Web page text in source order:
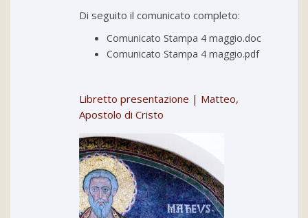
Di seguito il comunicato completo:
Comunicato Stampa 4 maggio.doc
Comunicato Stampa 4 maggio.pdf
Libretto presentazione | Matteo,
Apostolo di Cristo